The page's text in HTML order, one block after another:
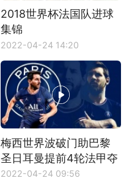
2018世界杯法国队进球
集锦
2022-04-24 14:20
梅西世界波破门助巴黎
圣日耳曼提前4轮法甲夺
冠
2022-04-24 09:56